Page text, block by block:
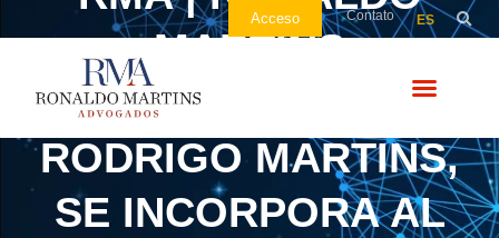
Acceso Contato ES
MARTINS
ADVOGADOS,
RODRIGO MARTINS,
SE INCORPORA AL